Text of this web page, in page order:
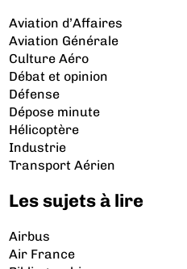
Aviation d’Affaires
Aviation Générale
Culture Aéro
Débat et opinion
Défense
Dépose minute
Hélicoptère
Industrie
Transport Aérien
Les sujets à lire
Airbus
Air France